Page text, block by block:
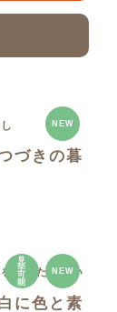
NEW
づきの暮
見
学
可
能
NEW
に色と素